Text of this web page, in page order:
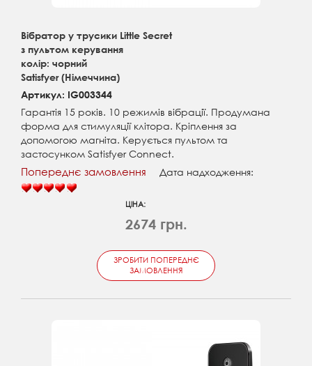
Вібратор у трусики Little Secret
з пультом керування
колір: чорний
Satisfyer (Німеччина)
Артикул: IG003344
Гарантія 15 років. 10 режимів вібрації. Продумана
форма для стимуляції клітора. Кріплення за
допомогою магніта. Керується пультом та
застосунком Satisfyer Connect.
Попереднє замовлення Дата надходження:
ЦІНА:
2674 грн.
ЗРОБИТИ ПОПЕРЕДНЄ
ЗАМОВЛЕННЯ